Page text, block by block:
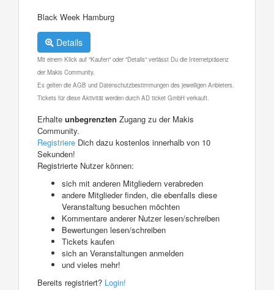
Black Week Hamburg
Details
Mit einem Klick auf "Kaufen" oder "Details" verlässt Du die Internetpräsenz
der Makis Community.
Es gelten die AGB und Datenschutzbestimmungen des jeweiligen Anbieters.
Tickets für diese Aktivität werden durch AD ticket GmbH verkauft.
Erhalte unbegrenzten Zugang zu der Makis
Community.
Registriere Dich dazu kostenlos innerhalb von 10
Sekunden!
Registrierte Nutzer können:
sich mit anderen Mitgliedern verabreden
andere Mitglieder finden, die ebenfalls diese
Veranstaltung besuchen möchten
Kommentare anderer Nutzer lesen/schreiben
Bewertungen lesen/schreiben
Tickets kaufen
sich an Veranstaltungen anmelden
und vieles mehr!
Bereits registriert? Login!